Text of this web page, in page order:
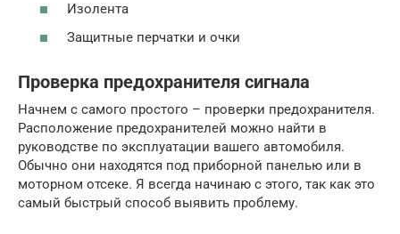
Изолента
Защитные перчатки и очки
Проверка предохранителя сигнала
Начнем с самого простого – проверки предохранителя.
Расположение предохранителей можно найти в
руководстве по эксплуатации вашего автомобиля.
Обычно они находятся под приборной панелью или в
моторном отсеке. Я всегда начинаю с этого, так как это
самый быстрый способ выявить проблему.